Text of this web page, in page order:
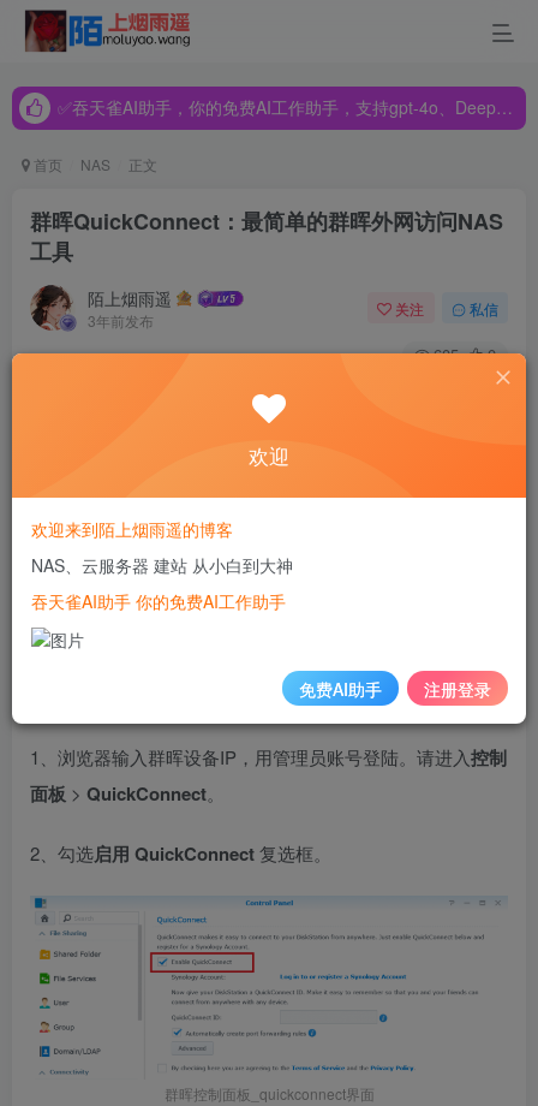
✅吞天雀AI助手，你的免费AI工作助手，支持gpt-4o、DeepSeek、Claude🔥🔥🔥🔥
✅吞天雀AI助手，你的免费AI工作助手，支持gpt-4o、DeepSeek、Claude🔥🔥🔥🔥
首页 NAS 正文
群晖QuickConnect：最简单的群晖外网访问NAS
工具
陌上烟雨遥
3年前发布
关注 私信
605 0
通过群晖Synology 免费提供的 QuickConnect 服务，您可在
转发规则或其它复杂的网络设置。QuickConnect 可让您通过
一个简单的可自定义地址（如quickconnect.to/example）
进行连接。这是一个简单易用，快捷部署的外网访问方式，
适合群晖入门用户。
注：演示系统为英文系统，实际国内产品为中文系统。
一、设置 QuickConnect
1、浏览器输入群晖设备IP，用管理员账号登陆。请进入控制
面板 > QuickConnect。
2、勾选启用 QuickConnect复选框。
群晖控制面板_quickconnect界面
欢迎
欢迎来到陌上烟雨遥的博客
NAS、云服务器 建站 从小白到大神
吞天雀AI助手 你的免费AI工作助手
免费AI助手 注册登录